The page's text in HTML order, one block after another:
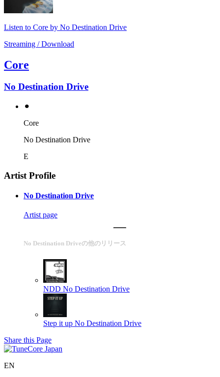
Listen to Core by No Destination Drive
Streaming / Download
Core
No Destination Drive
⚫︎
Core
No Destination Drive
E
Artist Profile
No Destination Drive
Artist page
No Destination Driveの他のリリース
NDD No Destination Drive
Step it up No Destination Drive
Share this Page
EN